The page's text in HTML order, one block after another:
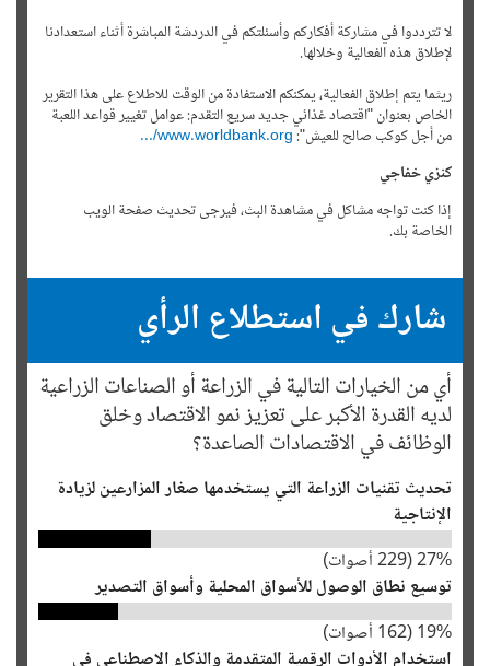
لا تترددوا في مشاركة أفكاركم وأسئلتكم في الدردشة المباشرة أثناء استعدادنا
لإطلاق هذه الفعالية وخلالها.
ريثما يتم إطلاق الفعالية، يمكنكم الاستفادة من الوقت للاطلاع على هذا التقرير
الخاص بعنوان "اقتصاد غذائي جديد سريع التقدم: عوامل تغيير قواعد اللعبة
من أجل كوكب صالح للعيش": www.worldbank.org/...
كنزي خفاجي
إذا كنت تواجه مشاكل في مشاهدة البث، فيرجى تحديث صفحة الويب
الخاصة بك.
أهلًا بكم جميعًا. أنا كنزي خفاجي من البنك الدولي، وسأقوم بتنسيق مناقشتنا
عبر الإنترنت اليوم. سأشارككم الرؤى والأفكار والمستجدات ومصادر المعلومات
القيمة التي ستثري نقاشنا.
ينضم إلينا نخبة من خبرائنا الموقرين، فاطمة الرقيق و غادة العابد الذين
سيجيبون مباشرة على أسئلتكم.
كنزي خفاجي
الفعالية تنطلق الآن.
يفتتح رئيس مجموعة البنك الدولي، أجاي بانغا، هذه الفعالية.
كنزي خفاجي
يوجد لدينا في الاردن اراضي جبليه تصلح للزراعه الشجريه والنباتية ما هي
الطرق التي يتم استغلالها من أجل إصلاحها ومعالجة النباتات الغير مفيده
للاستهلاك البشري وهل يتم دعم ذلك من طرفكم من أجل تعزيز النمو الاقتصادي
شارك في استطلاع الرأي
أي من الخيارات التالية في الزراعة أو الصناعات الزراعية
لديه القدرة الأكبر على تعزيز نمو الاقتصاد وخلق
الوظائف في الاقتصادات الصاعدة؟
تحديث تقنيات الزراعة التي يستخدمها صغار المزارعين لزيادة
الإنتاجية
27% (
229أصوات)
توسيع نطاق الوصول للأسواق المحلية وأسواق التصدير
19% (
162 أصوات)
استخدام الأدوات الرقمية المتقدمة والذكاء الاصطناعي في